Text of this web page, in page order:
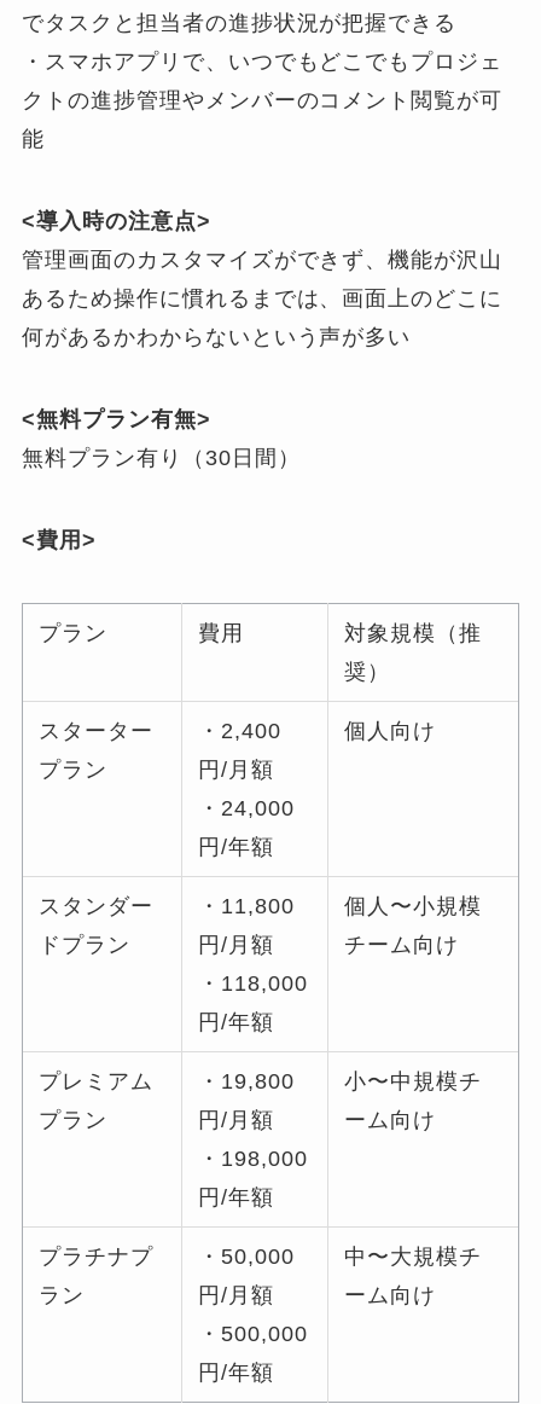
でタスクと担当者の進捗状況が把握できる
・スマホアプリで、いつでもどこでもプロジェ
クトの進捗管理やメンバーのコメント閲覧が可
能
<導入時の注意点>
管理画面のカスタマイズができず、機能が沢山
あるため操作に慣れるまでは、画面上のどこに
何があるかわからないという声が多い
<無料プラン有無>
無料プラン有り（30日間）
<費用>
プラン 費用
対象規模（推
奨）
スターター
プラン
・2,400
円/月額
・24,000
円/年額
個人向け
スタンダー
ドプラン
・11,800
円/月額
・118,000
円/年額
個人〜小規模
チーム向け
プレミアム
プラン
・19,800
円/月額
・198,000
円/年額
小〜中規模チ
ーム向け
プラチナプ
ラン
・50,000
円/月額
・500,000
円/年額
中〜大規模チ
ーム向け